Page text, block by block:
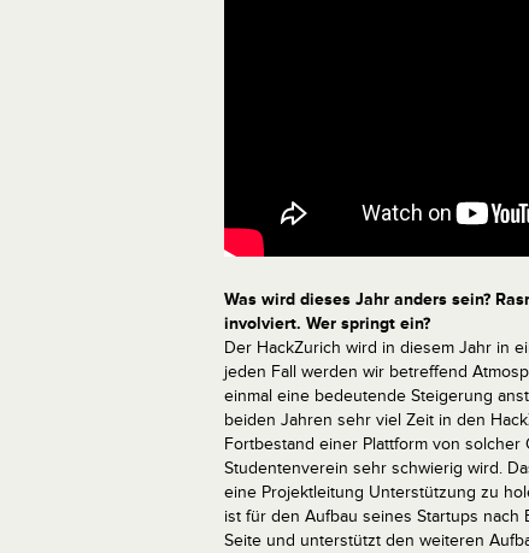
Was wird dieses Jahr anders sein?
involviert. Wer springt ein?
Der HackZurich wird in diesem Jahr in
jeden Fall werden wir betreffend
einmal eine bedeutende Steigerung
beiden Jahren sehr viel Zeit in den
Fortbestand einer Plattform von
Studentenverein sehr schwierig wird.
eine Projektleitung Unterstützung zu
ist für den Aufbau seines Startups
Seite und unterstützt den weiteren